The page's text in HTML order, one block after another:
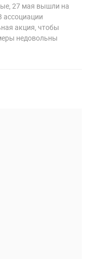
27 мая вышли на
ассоциации
акция, чтобы
недовольны